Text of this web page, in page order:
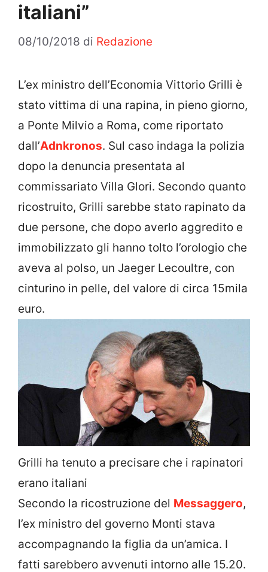
italiani”
08/10/2018 di Redazione
L’ex ministro dell’Economia Vittorio Grilli è
stato vittima di una rapina, in pieno giorno,
a Ponte Milvio a Roma, come riportato
dall’Adnkronos. Sul caso indaga la polizia
dopo la denuncia presentata al
commissariato Villa Glori. Secondo quanto
ricostruito, Grilli sarebbe stato rapinato da
due persone, che dopo averlo aggredito e
immobilizzato gli hanno tolto l’orologio che
aveva al polso, un Jaeger Lecoultre, con
cinturino in pelle, del valore di circa 15mila
euro.
Grilli ha tenuto a precisare che i rapinatori
erano italiani
Secondo la ricostruzione del Messaggero,
l’ex ministro del governo Monti stava
accompagnando la figlia da un’amica. I
fatti sarebbero avvenuti intorno alle 15.20.